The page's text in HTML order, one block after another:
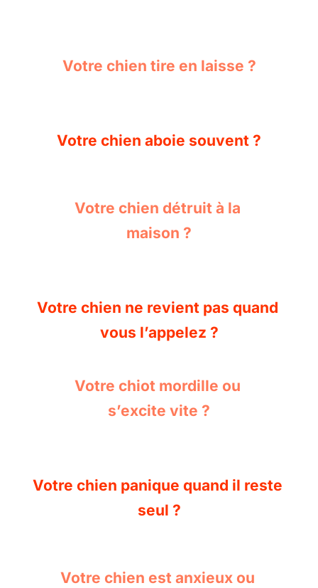
Votre chien tire en laisse ?
Votre chien aboie souvent ?
Votre chien détruit à la
maison ?
Votre chien ne revient pas quand
vous l’appelez ?
Votre chiot mordille ou
s’excite vite ?
Votre chien panique quand il reste
seul ?
Votre chien est anxieux ou